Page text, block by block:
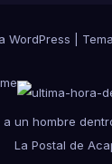
WordPress
un hombre
La Postal de